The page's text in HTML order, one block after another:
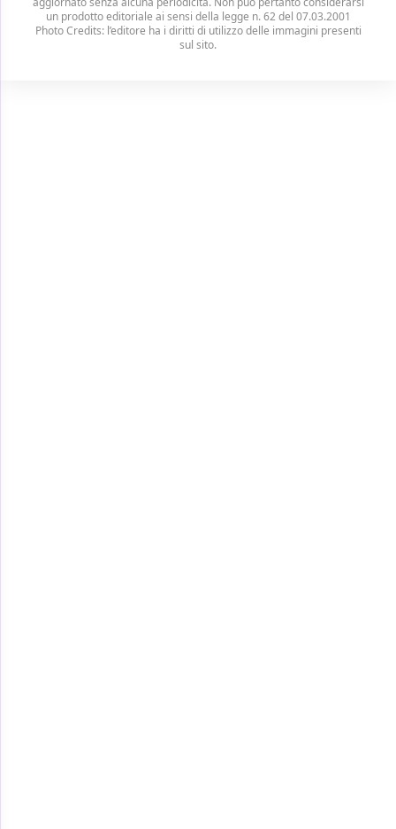
un prodotto editoriale ai sensi della legge n. 62 del 07.03.2001
Photo Credits: l’editore ha i diritti di utilizzo delle immagini presenti
sul sito.